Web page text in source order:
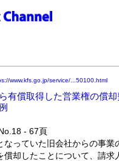
www.kfs.go.jp/service/...50100.html
有償取得した営業権の償
- 67頁
っていた旧会社からの事業
償却したことについて、請求